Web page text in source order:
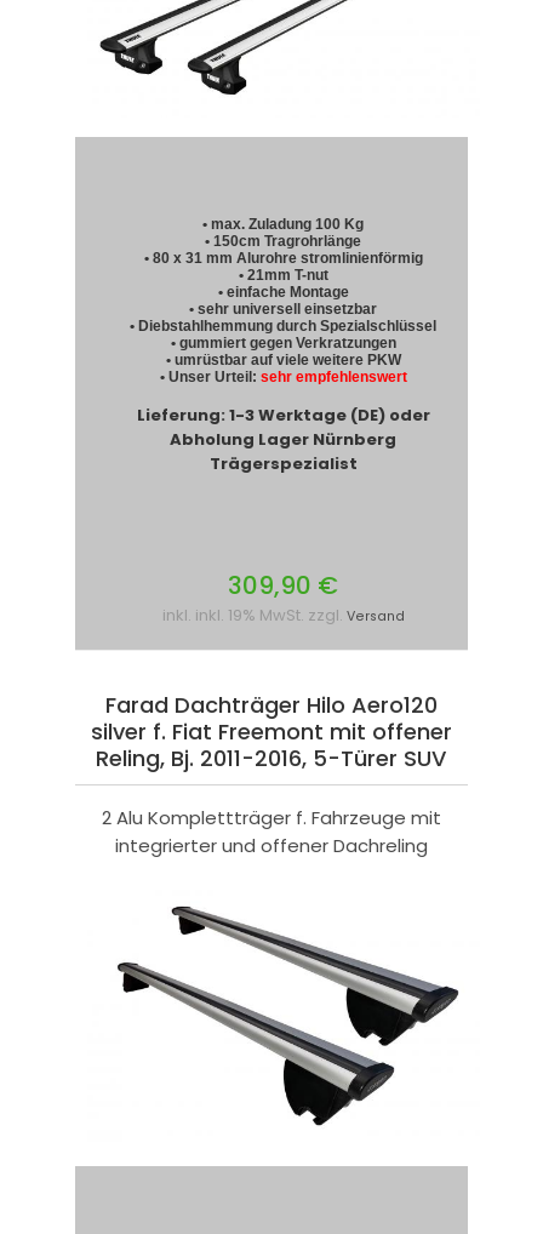
• max. Zuladung 100 Kg
• 150cm Tragrohrlänge
• 80 x 31 mm Alurohre stromlinienförmig
• 21mm T-nut
• einfache Montage
• sehr universell einsetzbar
• Diebstahlhemmung durch Spezialschlüssel
• gummiert gegen Verkratzungen
• umrüstbar auf viele weitere PKW
• Unser Urteil: sehr empfehlenswert
Lieferung: 1-3 Werktage (DE) oder
Abholung Lager Nürnberg
Trägerspezialist
309,90 €
inkl. inkl. 19% MwSt. zzgl. Versand
Farad Dachträger Hilo Aero120
silver f. Fiat Freemont mit offener
Reling, Bj. 2011-2016, 5-Türer SUV
2 Alu Komplettträger f. Fahrzeuge mit
integrierter und offener Dachreling